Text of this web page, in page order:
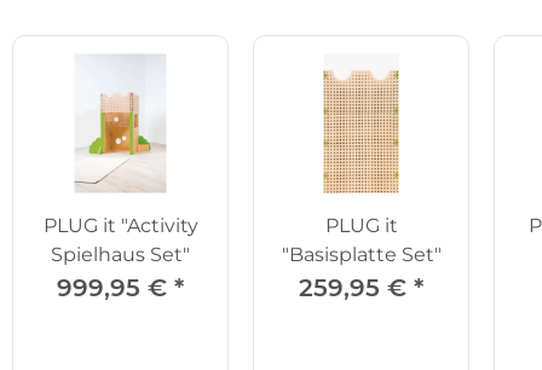
PLUG it "Activity
Spielhaus Set"
999,95 € *
PLUG it
"Basisplatte Set"
259,95 € *